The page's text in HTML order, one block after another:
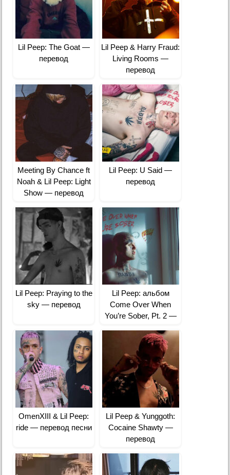
Lil Peep: The Goat —
перевод
Lil Peep & Harry Fraud:
Living Rooms —
перевод
Meeting By Chance ft
Noah & Lil Peep: Light
Show — перевод
Lil Peep: U Said —
перевод
Lil Peep: Praying to the
sky — перевод
Lil Peep: альбом
Come Over When
You’re Sober, Pt. 2 —
OmenXIII & Lil Peep:
ride — перевод песни
Lil Peep & Yunggoth:
Cocaine Shawty —
перевод